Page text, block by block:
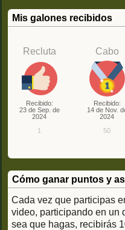
Mis galones recibidos
Recluta
Recibido:
23 de Sep. de
2024
1
Cabo
Recibido:
14 de Nov.
2024
50
Cómo ganar puntos y
Cada vez que participas
video, participando en un
sea que hagas, recibirás